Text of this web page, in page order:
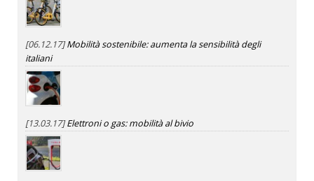
[06.12.17]Mobilità sostenibile: aumenta la sensibilità degli
italiani
[13.03.17]Elettroni o gas: mobilità al bivio